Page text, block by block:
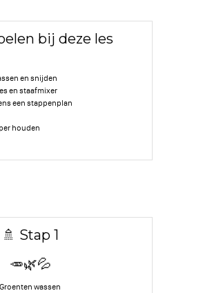
bij deze les
en snijden
en staafmixer
een stappenplan
houden
🚿 Stap 1
🥕🌿💦
Groenten wassen